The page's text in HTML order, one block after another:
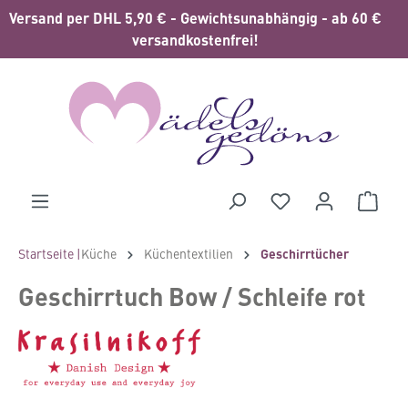
springen
Versand per DHL 5,90 € - Gewichtsunabhängig - ab 60 €
versandkostenfrei!
Startseite |Küche Küchentextilien Geschirrtücher
Geschirrtuch Bow / Schleife rot